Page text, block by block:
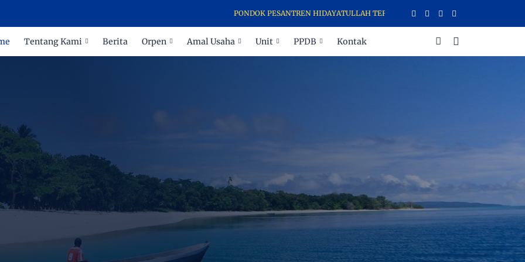
PONDOK PESANTREN HIDAYATULLAH TERNATE MENERIMA DAN MENYALURKAN
Tentang Kami Berita Orpen Amal Usaha Unit PPDB Kontak